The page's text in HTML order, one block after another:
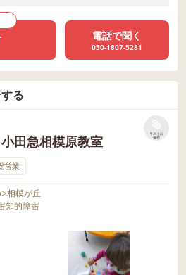
電話で聞く
050-1807-5281
る
田急相模原教室
リストに
保存
営業
>相模が丘
知的障害